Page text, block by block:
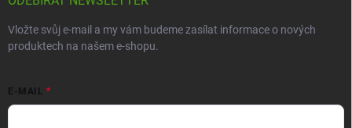
Vložte svůj e-mail a my vám budeme zasílat informace o nových
produktech na našem e-shopu.
E-MAIL